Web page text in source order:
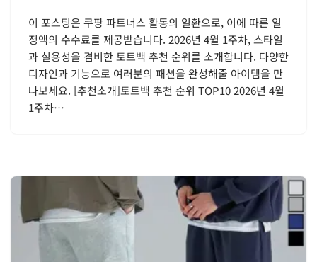
이 포스팅은 쿠팡 파트너스 활동의 일환으로, 이에 따른 일
정액의 수수료를 제공받습니다. 2026년 4월 1주차, 스타일
과 실용성을 겸비한 토트백 추천 순위를 소개합니다. 다양한
디자인과 기능으로 여러분의 패션을 완성해줄 아이템을 만
나보세요. [추천소개]토트백 추천 순위 TOP10 2026년 4월
1주차…